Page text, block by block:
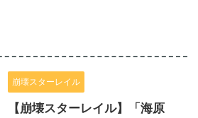
崩壊スターレイル
【崩壊スターレイル】「海原